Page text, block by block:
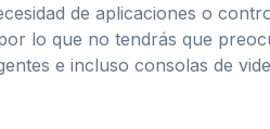
de aplicaciones o
lo que no tendrás que
e incluso consolas de